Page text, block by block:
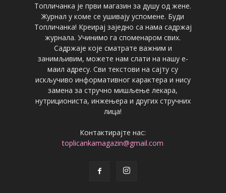
Топличанка је први магазин за душу од жене.
Журнал у коме се ушивају успомене. Буди
Топличанка! Креирај заједно са нама садржај
журнала. Учинимо га споменаром свих.
Садржаје које сматрате важним и
занимљивим, можете нам слати на нашу е-
маил адресу. Сви текстови на сајту су
искључиво информативног карактера и нису
замена за стручно мишљење лекара,
нутрициониста, инжењера и других стручних
лица!
Контактирајте нас:
toplicankamagazin@gmail.com